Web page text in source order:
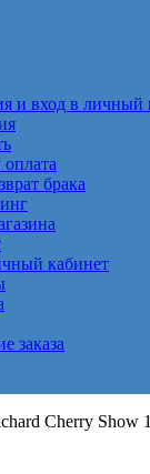
и вход в личный
оплата
брака
кабинет
заказа
Cherry Show